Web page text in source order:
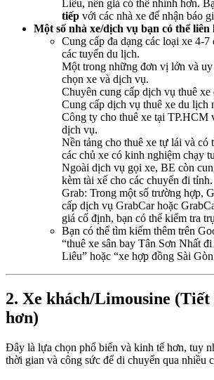
Liêu, nên giá có thể nhỉnh hơn.
tiếp với các nhà xe để nhận báo
Một số nhà xe/dịch vụ bạn có thể liên
Cung cấp đa dạng các loại xe 4-7
các tuyến du lịch.
Một trong những đơn vị lớn và
chọn xe và dịch vụ.
Chuyên cung cấp dịch vụ thuê
Cung cấp dịch vụ thuê xe du lịch
Công ty cho thuê xe tại TP.HCM
dịch vụ.
Nền tảng cho thuê xe tự lái và có
các chủ xe có kinh nghiệm chạy
Ngoài dịch vụ gọi xe, BE còn
kèm tài xế cho các chuyến đi tỉnh.
Grab: Trong một số trường hợp,
cấp dịch vụ GrabCar hoặc
giá cố định, bạn có thể kiểm tra
Bạn có thể tìm kiếm thêm trên
“thuê xe sân bay Tân Sơn Nhất
Liêu” hoặc “xe hợp đồng Sài
2. Xe khách/Limousine
hơn)
Đây là lựa chọn phổ biến và kinh tế hơn, tuy
thời gian và công sức để di chuyển qua nhiều